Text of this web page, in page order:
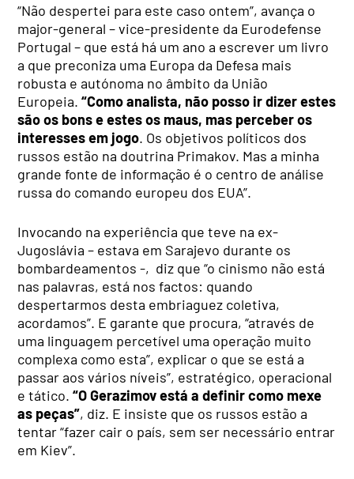
“Não despertei para este caso ontem”, avança o
major-general – vice-presidente da Eurodefense
Portugal – que está há um ano a escrever um livro
a que preconiza uma Europa da Defesa mais
robusta e autónoma no âmbito da União
Europeia.“Como analista, não posso ir dizer estes
são os bons e estes os maus, mas perceber os
interesses em jogo. Os objetivos políticos dos
russos estão na doutrina Primakov. Mas a minha
grande fonte de informação é o centro de análise
russa do comando europeu dos EUA”.
Invocando na experiência que teve na ex-
Jugoslávia – estava em Sarajevo durante os
bombardeamentos -, diz que “o cinismo não está
nas palavras, está nos factos: quando
despertarmos desta embriaguez coletiva,
acordamos”. E garante que procura, “através de
uma linguagem percetível uma operação muito
complexa como esta”, explicar o que se está a
passar aos vários níveis”, estratégico, operacional
e tático.“O Gerazimov está a definir como mexe
as peças”, diz. E insiste que os russos estão a
tentar “fazer cair o país, sem ser necessário entrar
em Kiev”.